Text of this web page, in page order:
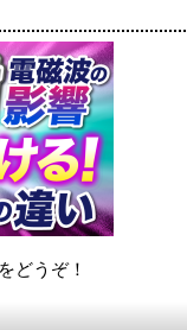
どうぞ！